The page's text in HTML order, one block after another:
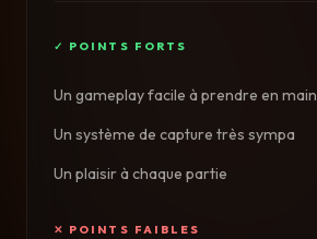
Un gameplay facile à prendre en main
Un système de capture très sympa
Un plaisir à chaque partie